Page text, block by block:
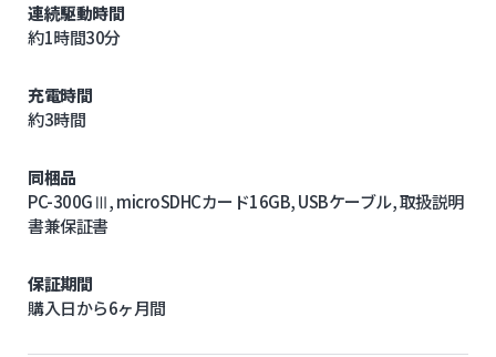
連続駆動時間
約1時間30分
充電時間
約3時間
同梱品
PC-300GⅢ, microSDHCカード16GB, USBケーブル, 取扱説明
書兼保証書
保証期間
購入日から6ヶ月間